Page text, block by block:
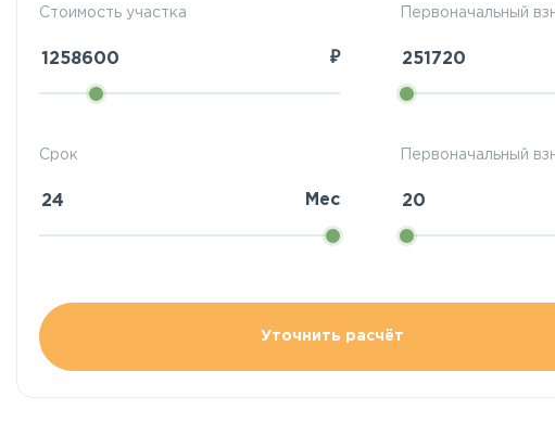
Стоимость участка
₽
Первоначальный
Срок
Мес
Первоначальный
Уточнить расчёт